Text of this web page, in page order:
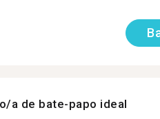
a de bate-papo ideal